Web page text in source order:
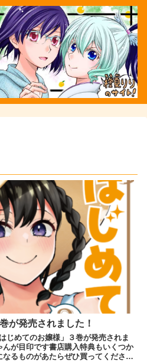
が発売されました！
じめてのお嬢様」３巻が発売されま
が目印です書店購入特典もいくつか
るものがあたらぜひ買ってくださ